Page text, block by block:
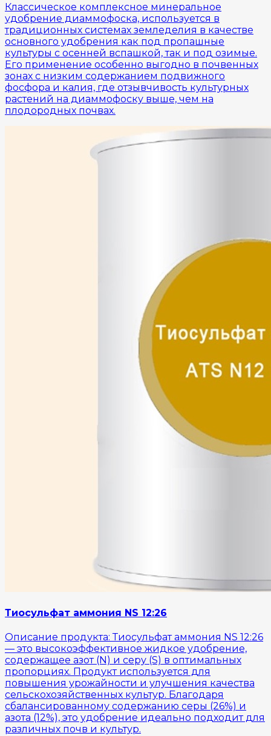
Классическое комплексное минеральное
удобрение диаммофоска, используется в
традиционных системах земледелия в качестве
основного удобрения как под пропашные
культуры с осенней вспашкой, так и под озимые.
Его применение особенно выгодно в почвенных
зонах с низким содержанием подвижного
фосфора и калия, где отзывчивость культурных
растений на диаммофоску выше, чем на
плодородных почвах.
Тиосульфат аммония NS 12:26
Описание продукта: Тиосульфат аммония NS 12:26
— это высокоэффективное жидкое удобрение,
содержащее азот (N) и серу (S) в оптимальных
пропорциях. Продукт используется для
повышения урожайности и улучшения качества
сельскохозяйственных культур. Благодаря
сбалансированному содержанию серы (26%) и
азота (12%), это удобрение идеально подходит для
различных почв и культур.